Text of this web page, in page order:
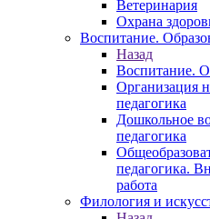
Ветеринария
Охрана
Воспитание.
Назад
Воспитание.
Организация
педагогика
Дошкольное
педагогика
педагогика.
работа
Филология и